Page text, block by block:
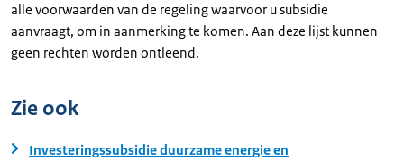
alle voorwaarden van de regeling waarvoor u subsidie
aanvraagt, om in aanmerking te komen. Aan deze lijst kunnen
geen rechten worden ontleend.
Zie ook
Investeringssubsidie duurzame energie en